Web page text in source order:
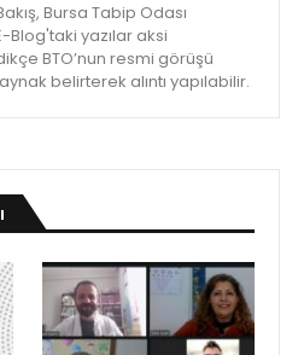
Bursa Tabip Odası
Blog'taki yazılar aksi
BTO’nun resmi görüşü
belirterek alıntı yapılabilir.